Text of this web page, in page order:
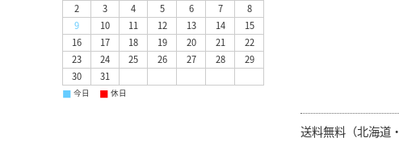
送料無料（北海道
2
3 4 5 6 7
8
9
10 11 12 13 14
15
16
17 18 19 20 21
22
23
24 25 26 27 28
29
30
31
■ 今日 ■ 休日